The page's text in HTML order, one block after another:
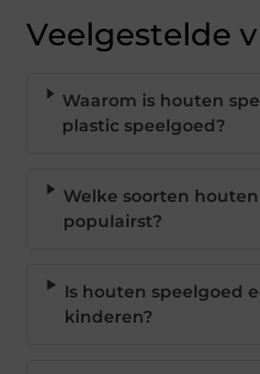
Veelgestelde
Waarom is houten
plastic speelgoed?
Welke soorten
populairst?
Is houten speelgoed
kinderen?